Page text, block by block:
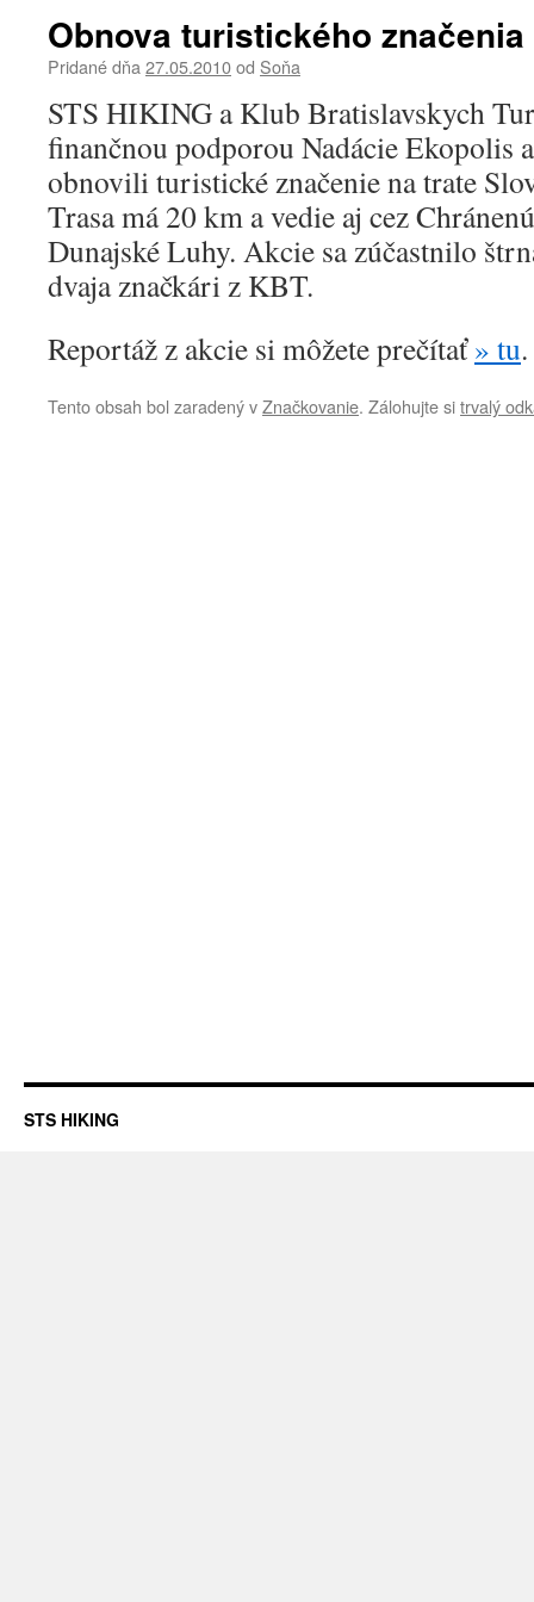
Obnova turistického
Pridané dňa 27.05.2010od Soňa
STS HIKING a Klub Bratislavskych
finančnou podporou Nadácie Ekopolis
obnovili turistické značenie na trate
Trasa má 20 km a vedie aj cez
Dunajské Luhy. Akcie sa zúčastnilo
dvaja značkári z KBT.
Reportáž z akcie si môžete prečítať» tu.
Tento obsah bol zaradený vZnačkovanie. Zálohujte sitrvalý
STS HIKING